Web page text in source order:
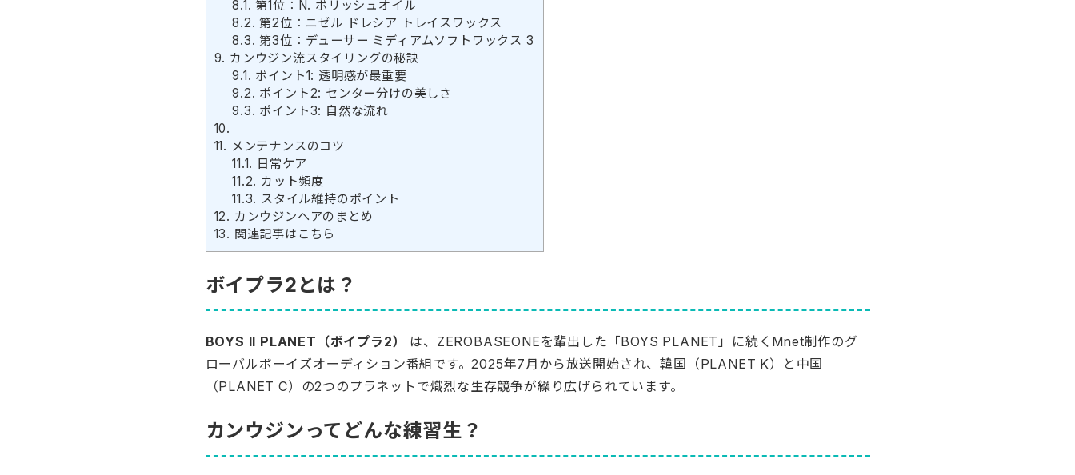
8.1. 第1位：N. ポリッシュオイル
8.2. 第2位：ニゼル ドレシア トレイスワックス
8.3. 第3位：デューサー ミディアムソフトワックス 3
9. カンウジン流スタイリングの秘訣
9.1. ポイント1: 透明感が最重要
9.2. ポイント2: センター分けの美しさ
9.3. ポイント3: 自然な流れ
10.
11. メンテナンスのコツ
11.1. 日常ケア
11.2. カット頻度
11.3. スタイル維持のポイント
12. カンウジンヘアのまとめ
13. 関連記事はこちら
ボイプラ2とは？
BOYS II PLANET（ボイプラ2）
は、ZEROBASEONEを輩出した「BOYS PLANET」に続くMnet制作のグ
ローバルボーイズオーディション番組です。2025年7月から放送開始され、韓国（PLANET K）と中国
（PLANET C）の2つのプラネットで熾烈な生存競争が繰り広げられています。
カンウジンってどんな練習生？